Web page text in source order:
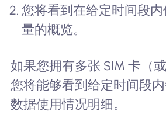
您将看到在给定时间段
量的概览。
如果您拥有多张 SIM 卡（
您将能够看到给定时间段
数据使用情况明细。